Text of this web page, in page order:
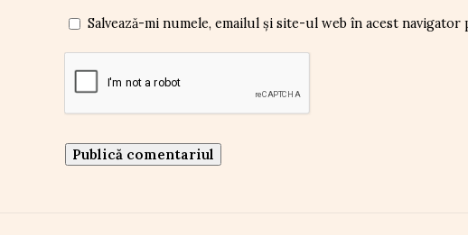
Salvează-mi numele, emailul și site-ul web în acest